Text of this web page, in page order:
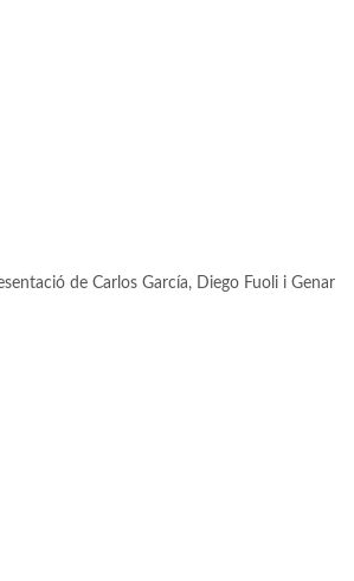
de Carlos García, Diego Fuoli i Genar